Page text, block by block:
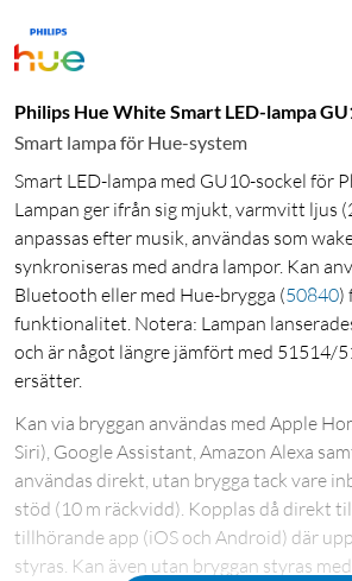
Philips Hue White Smart LED-lampa
Smart lampa för Hue-system
Smart LED-lampa med GU10-sockel för
Lampan ger ifrån sig mjukt, varmvitt ljus
anpassas efter musik, användas som
synkroniseras med andra lampor. Kan
Bluetooth eller med Hue-brygga (50840)
funktionalitet. Notera: Lampan
och är något längre jämfört med 51514/
ersätter.
Kan via bryggan användas med Apple
Siri), Google Assistant, Amazon Alexa
användas direkt, utan brygga tack vare
stöd (10 m räckvidd). Kopplas då direkt
tillhörande app (iOS och Android) där
styras. Kan även utan bryggan styras